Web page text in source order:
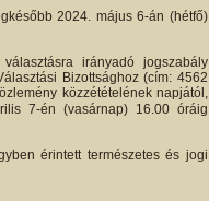
2024. május 6-án (hétfő)
irányadó jogszabály
Bizottsághoz (cím: 4562
közzétételének napjától,
7-én (vasárnap) 16.00 óráig
érintett természetes és jogi